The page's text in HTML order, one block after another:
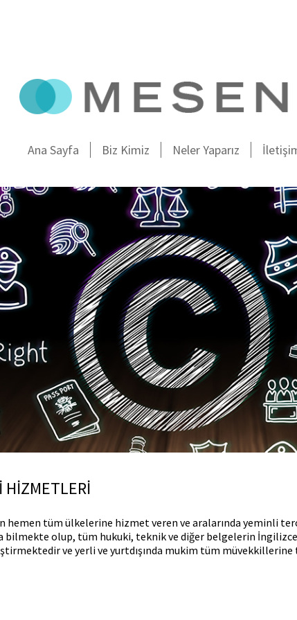
Ana Sayfa Biz Kimiz Neler Yaparız
HİZMETLERİ
hemen tüm ülkelerine hizmet veren ve aralarında yeminli
bilmekte olup, tüm hukuki, teknik ve diğer belgelerin
ve yerli ve yurtdışında mukim tüm müvekkillerine